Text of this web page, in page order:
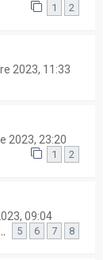
1 2
2023, 11:33
2023, 23:20
1 2
09:04
5 6 7 8